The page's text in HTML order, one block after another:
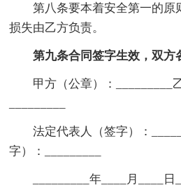
第八条要本着安全第一的原
损失由乙方负责。
第九条合同签字生效，双方
甲方（公章）：_________
法定代表人（签字）：
字）：_________
_________年____月____日